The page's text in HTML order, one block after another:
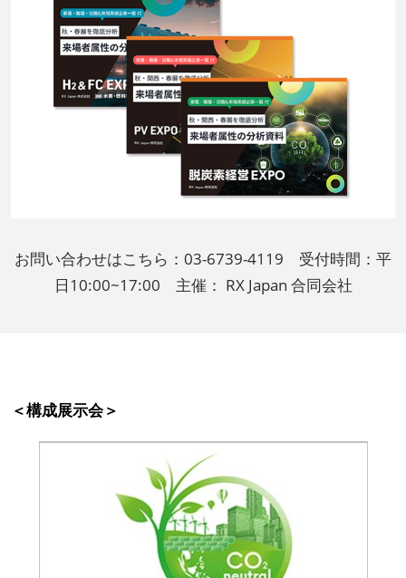
お問い合わせはこちら：03-6739-4119 受付時間：平
日10:00~17:00 主催： RX Japan 合同会社
＜構成展示会＞